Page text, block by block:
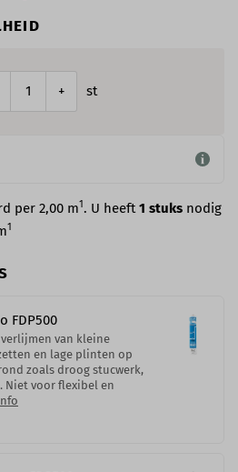
+ st
per 2,00 m1. U heeft1 stuks nodig
1
FDP500
van kleine
en lage plinten op
zoals droog stucwerk,
Niet voor flexibel en